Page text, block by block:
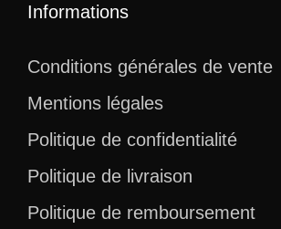
Informations
Conditions générales de vente
Mentions légales
Politique de confidentialité
Politique de livraison
Politique de remboursement